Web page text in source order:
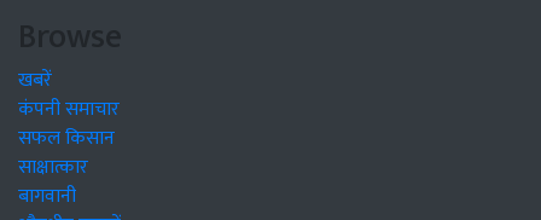
Browse
खबरें
कंपनी समाचार
सफल किसान
साक्षात्कार
बागवानी